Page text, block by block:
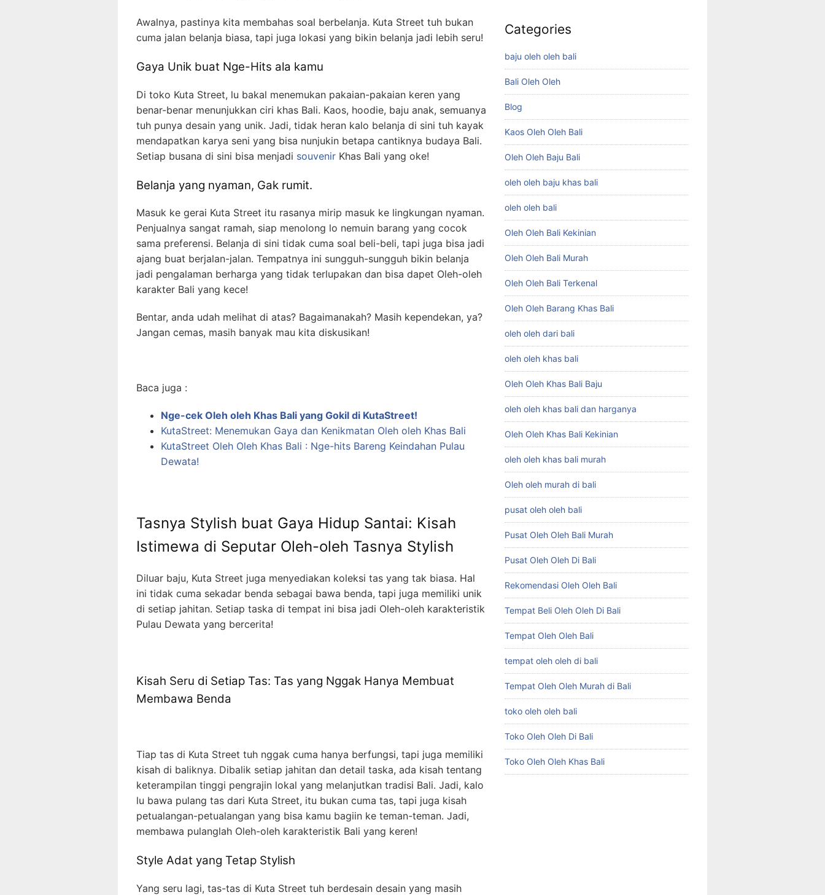
Awalnya, pastinya kita membahas soal berbelanja. Kuta Street tuh bukan
cuma jalan belanja biasa, tapi juga lokasi yang bikin belanja jadi lebih seru!
Gaya Unik buat Nge-Hits ala kamu
Di toko Kuta Street, lu bakal menemukan pakaian-pakaian keren yang
benar-benar menunjukkan ciri khas Bali. Kaos, hoodie, baju anak, semuanya
tuh punya desain yang unik. Jadi, tidak heran kalo belanja di sini tuh kayak
mendapatkan karya seni yang bisa nunjukin betapa cantiknya budaya Bali.
Setiap busana di sini bisa menjadi souvenir Khas Bali yang oke!
Belanja yang nyaman, Gak rumit.
Masuk ke gerai Kuta Street itu rasanya mirip masuk ke lingkungan nyaman.
Penjualnya sangat ramah, siap menolong lo nemuin barang yang cocok
sama preferensi. Belanja di sini tidak cuma soal beli-beli, tapi juga bisa jadi
ajang buat berjalan-jalan. Tempatnya ini sungguh-sungguh bikin belanja
jadi pengalaman berharga yang tidak terlupakan dan bisa dapet Oleh-oleh
karakter Bali yang kece!
Bentar, anda udah melihat di atas? Bagaimanakah? Masih kependekan, ya?
Jangan cemas, masih banyak mau kita diskusikan!
Baca juga :
Nge-cek Oleh oleh Khas Bali yang Gokil di KutaStreet!
KutaStreet: Menemukan Gaya dan Kenikmatan Oleh oleh Khas Bali
KutaStreet Oleh Oleh Khas Bali : Nge-hits Bareng Keindahan Pulau
Dewata!
Tasnya Stylish buat Gaya Hidup Santai: Kisah
Istimewa di Seputar Oleh-oleh Tasnya Stylish
Diluar baju, Kuta Street juga menyediakan koleksi tas yang tak biasa. Hal
ini tidak cuma sekadar benda sebagai bawa benda, tapi juga memiliki unik
di setiap jahitan. Setiap taska di tempat ini bisa jadi Oleh-oleh karakteristik
Pulau Dewata yang bercerita!
Kisah Seru di Setiap Tas: Tas yang Nggak Hanya Membuat
Membawa Benda
Tiap tas di Kuta Street tuh nggak cuma hanya berfungsi, tapi juga memiliki
kisah di baliknya. Dibalik setiap jahitan dan detail taska, ada kisah tentang
keterampilan tinggi pengrajin lokal yang melanjutkan tradisi Bali. Jadi, kalo
lu bawa pulang tas dari Kuta Street, itu bukan cuma tas, tapi juga kisah
petualangan-petualangan yang bisa kamu bagiin ke teman-teman. Jadi,
membawa pulanglah Oleh-oleh karakteristik Bali yang keren!
Style Adat yang Tetap Stylish
Yang seru lagi, tas-tas di Kuta Street tuh berdesain desain yang masih
Categories
baju oleh oleh bali
Bali Oleh Oleh
Blog
Kaos Oleh Oleh Bali
Oleh Oleh Baju Bali
oleh oleh baju khas bali
oleh oleh bali
Oleh Oleh Bali Kekinian
Oleh Oleh Bali Murah
Oleh Oleh Bali Terkenal
Oleh Oleh Barang Khas Bali
oleh oleh dari bali
oleh oleh khas bali
Oleh Oleh Khas Bali Baju
oleh oleh khas bali dan harganya
Oleh Oleh Khas Bali Kekinian
oleh oleh khas bali murah
Oleh oleh murah di bali
pusat oleh oleh bali
Pusat Oleh Oleh Bali Murah
Pusat Oleh Oleh Di Bali
Rekomendasi Oleh Oleh Bali
Tempat Beli Oleh Oleh Di Bali
Tempat Oleh Oleh Bali
tempat oleh oleh di bali
Tempat Oleh Oleh Murah di Bali
toko oleh oleh bali
Toko Oleh Oleh Di Bali
Toko Oleh Oleh Khas Bali